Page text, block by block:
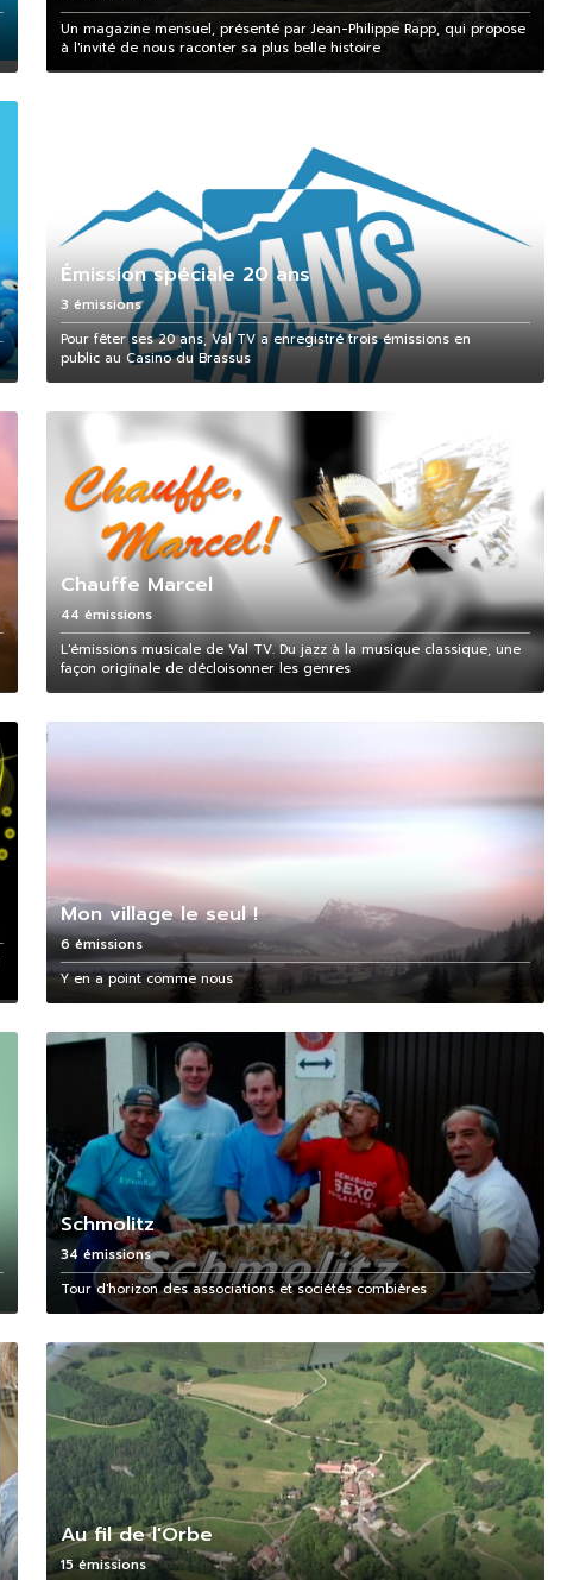
Un magazine mensuel, présenté par Jean-Philippe Rapp, qui propose
à l'invité de nous raconter sa plus belle histoire
Émission spéciale 20 ans
3 émissions
Pour fêter ses 20 ans, Val TV a enregistré trois émissions en
public au Casino du Brassus
Chauffe Marcel
44 émissions
L'émissions musicale de Val TV. Du jazz à la musique classique, une
façon originale de décloisonner les genres
Mon village le seul !
6 émissions
Y en a point comme nous
Schmolitz
34 émissions
Tour d'horizon des associations et sociétés combières
Au fil de l'Orbe
15 émissions